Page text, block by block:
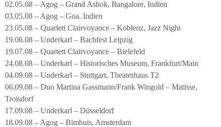
02.05.08 – Agog – Grand Ashok, Bangalore, Indien
03.05.08 – Agog – Goa, Indien
23.05.08 – Quartett Clairvoyance – Koblenz, Jazz Night
19.06.08 – Underkarl – Bachfest Leipzig
19.07.08 – Quartett Clairvoyance – Bielefeld
24.08.08 – Underkarl – Historisches Museum, Frankfurt/Main
04.09.08 – Underkarl – Stuttgart, Theaterhaus T2
06.09.08 – Duo Martina Gassmann/Frank Wingold – Matisse,
Troisdorf
17.09.08 – Underkarl – Düsseldorf
18.09.08 – Agog – Bimhuis, Amsterdam